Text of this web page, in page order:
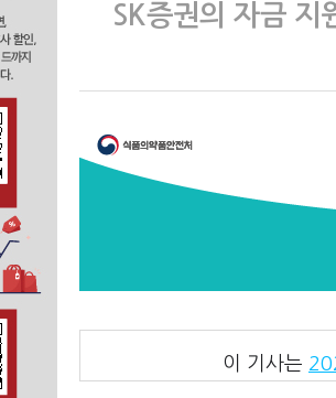
SK증권의 자금 지
이 기사는